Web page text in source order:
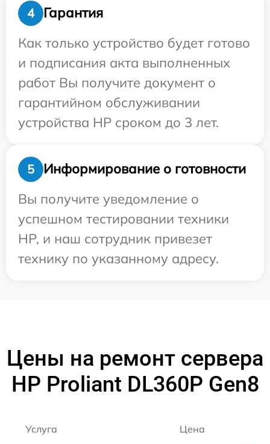
4
Гарантия
Как только устройство будет готово
и подписания акта выполненных
работ Вы получите документ о
гарантийном обслуживании
устройства HP сроком до 3 лет.
5
Информирование о готовности
Вы получите уведомление о
успешном тестировании техники
HP, и наш сотрудник привезет
технику по указанному адресу.
Цены на ремонт сервера
HP Proliant DL360P Gen8
Услуга Цена